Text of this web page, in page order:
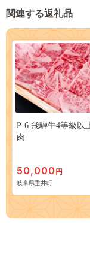
関連する返礼品
P-6 飛騨牛4等級以
肉
50,000 円
岐阜県垂井町